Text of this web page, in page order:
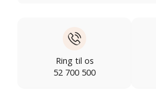
Ring til os
52 700 500